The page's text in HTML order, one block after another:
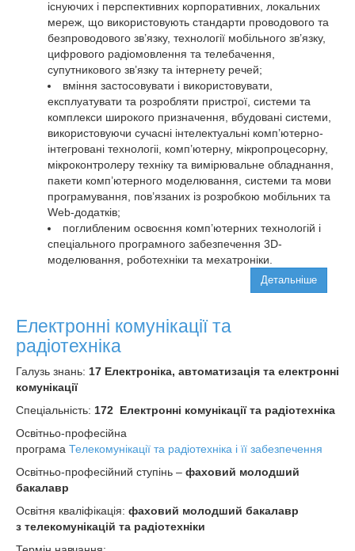
існуючих і перспективних корпоративних, локальних
мереж, що використовують стандарти проводового та
безпроводового зв’язку, технології мобільного зв’язку,
цифрового радіомовлення та телебачення,
супутникового зв’язку та інтернету речей;
вміння застосовувати і використовувати,
експлуатувати та розробляти пристрої, системи та
комплекси широкого призначення, вбудовані системи,
використовуючи сучасні інтелектуальні комп’ютерно-
інтегровані технологіі, комп’ютерну, мікропроцесорну,
мікроконтролеру техніку та вимірювальне обладнання,
пакети комп’ютерного моделювання, системи та мови
програмування, пов’язаних із розробкою мобільних та
Web-додатків;
поглибленим освоєння комп’ютерних технологій і
спеціального програмного забезпечення 3D-
моделювання, роботехніки та мехатроніки.
Детальніше
Електронні комунікації та
радіотехніка
Галузь знань: 17 Електроніка, автоматизація та електронні
комунікації
Спеціальність: 172 Електронні комунікації та радіотехніка
Освітньо-професійна
програма Телекомунікації та радіотехніка і її забезпечення
Освітньо-професійний ступінь – фаховий молодший
бакалавр
Освітня кваліфікація: фаховий молодший бакалавр
з телекомунікацій та радіотехніки